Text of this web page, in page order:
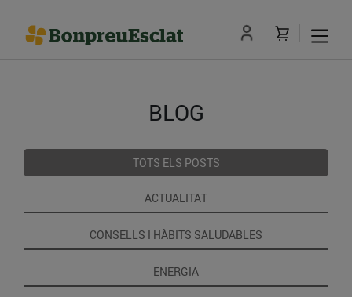
BLOG
TOTS ELS POSTS
ACTUALITAT
CONSELLS I HÀBITS SALUDABLES
ENERGIA